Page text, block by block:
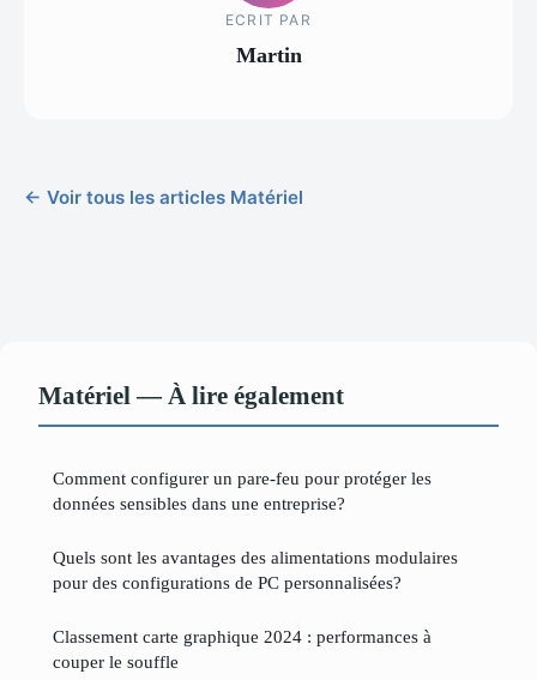
ECRIT PAR
Martin
← Voir tous les articles Matériel
Matériel — À lire également
Comment configurer un pare-feu pour protéger les
données sensibles dans une entreprise?
Quels sont les avantages des alimentations modulaires
pour des configurations de PC personnalisées?
Classement carte graphique 2024 : performances à
couper le souffle